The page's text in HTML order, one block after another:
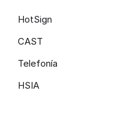
HotSign
CAST
Telefonía
HSIA